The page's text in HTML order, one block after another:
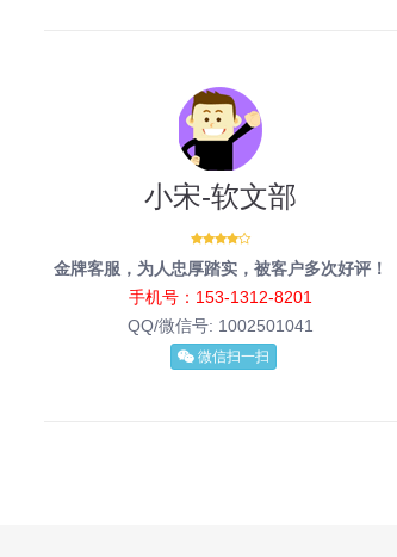
小宋-软文部
金牌客服，为人忠厚踏实，被客户多次好评！
手机号：153-1312-8201
QQ/微信号: 1002501041
微信扫一扫